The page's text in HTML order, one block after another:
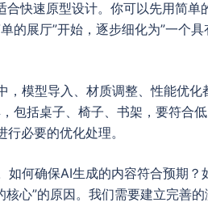
快速原型设计。你可以先用简单
的展厅”开始，逐步细化为”一个
，模型导入、材质调整、性能优
包括桌子、椅子、书架，要符合
必要的优化处理。
如何确保AI生成的内容符合预期
心”的原因。我们需要建立完善